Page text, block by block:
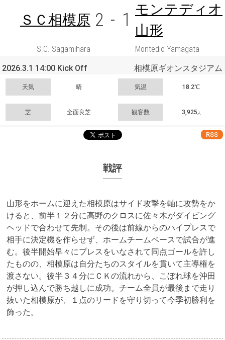
ＳＣ相模原 2 - 1
モンテディオ
山形
S.C. Sagamihara
Montedio Yamagata
2026.3.1 14:00 Kick Off
相模原ギオンスタジアム
天気 晴 気温 18.2℃
芝 全面良芝 観客数 3,925 人
RSS
戦評
山形をホームに迎えた相模原はサイド攻撃を軸に攻勢をか
けると、前半１２分に高野のクロスに佐々木がダイビング
ヘッドで合わせて先制。その後は前線からのハイプレスで
相手に決定機を作らせず、ホームチームペースで試合が進
む。後半開始早々にプレスをいなされて同点ゴールを許し
たものの、相模原は自分たちのスタイルを貫いて主導権を
渡さない。後半３４分にＣＫの流れから、こぼれ球を沖田
が押し込んで勝ち越しに成功。チーム全員が最後まで走り
抜いた相模原が、１点のリードを守り切って今季初勝利を
飾った。